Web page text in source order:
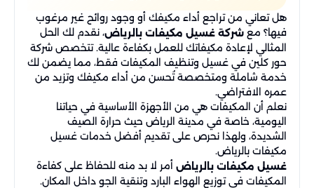
هل تعاني من تراجع أداء مكيفك أو وجود روائح غير مرغوب
فيها؟ مع شركة غسيل مكيفات بالرياض، نقدم لك الحل
المثالي لإعادة مكيفاتك للعمل بكفاءة عالية. تتخصص شركة
حور كلين في غسيل وتنظيف المكيفات فقط، مما يضمن لك
خدمة شاملة ومتخصصة تُحسن من أداء مكيفك وتزيد من
عمره الافتراضي.
نعلم أن المكيفات هي من الأجهزة الأساسية في حياتنا
اليومية، خاصة في مدينة الرياض حيث حرارة الصيف
الشديدة، ولهذا نحرص على تقديم أفضل خدمات غسيل
مكيفات بالرياض.
غسيل مكيفات بالرياض أمر لا بد منه للحفاظ على كفاءة
المكيفات في توزيع الهواء البارد وتنقية الجو داخل المكان.